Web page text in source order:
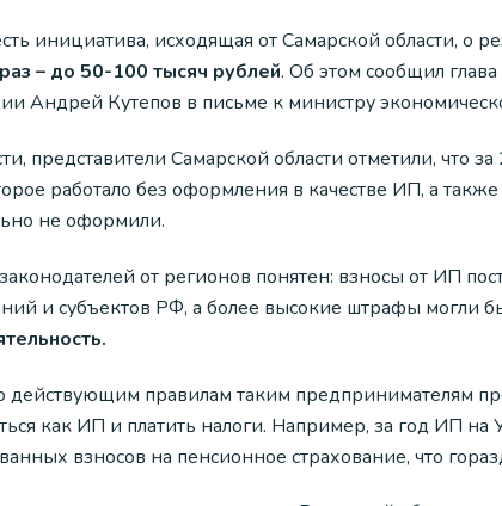
инициатива, исходящая от Самарской области, о
– до 50-100 тысяч рублей. Об этом сообщил
Андрей Кутепов в письме к министру
представители Самарской области отметили, что
работало без оформления в качестве ИП, а
не оформили.
от регионов понятен: взносы от ИП
и субъектов РФ, а более высокие штрафы могли
действующим правилам таким предпринимателям
как ИП и платить налоги. Например, за год ИП на
взносов на пенсионное страхование, что